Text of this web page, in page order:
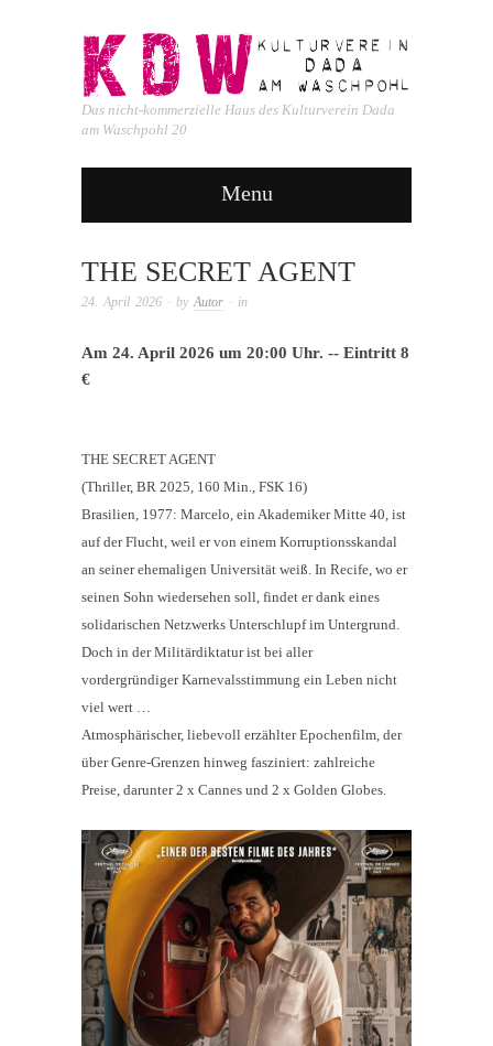
Das nicht-kommerzielle Haus des Kulturverein Dada
am Waschpohl 20
Menu
THE SECRET AGENT
24. April 2026 · byAutor · in
Am 24. April 2026 um 20:00 Uhr. -- Eintritt 8
€
THE SECRET AGENT
(Thriller, BR 2025, 160 Min., FSK 16)
Brasilien, 1977: Marcelo, ein Akademiker Mitte 40, ist
auf der Flucht, weil er von einem Korruptionsskandal
an seiner ehemaligen Universität weiß. In Recife, wo er
seinen Sohn wiedersehen soll, findet er dank eines
solidarischen Netzwerks Unterschlupf im Untergrund.
Doch in der Militärdiktatur ist bei aller
vordergründiger Karnevalsstimmung ein Leben nicht
viel wert …
Atmosphärischer, liebevoll erzählter Epochenfilm, der
über Genre-Grenzen hinweg fasziniert: zahlreiche
Preise, darunter 2 x Cannes und 2 x Golden Globes.